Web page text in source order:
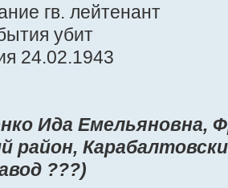
гв. лейтенант
убит
24.02.1943
Ида Емельяновна,
район,
???)